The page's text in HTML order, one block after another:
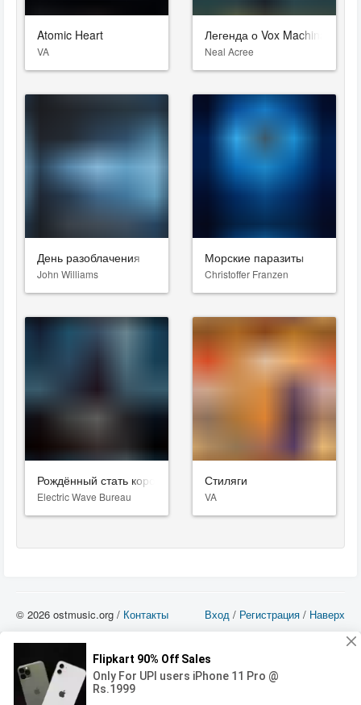
Atomic Heart
VA
Легенда о Vox Machina
Neal Acree
День разоблачения
John Williams
Морские паразиты
Christoffer Franzen
Рождённый стать королем
Electric Wave Bureau
Стиляги
VA
Вход / Регистрация / Наверх
© 2026 ostmusic.org / Контакты
можете использовать такие материалы только в том в случае, если
использование производится с ознакомительными целями - для прочих целей
вы должны приобрести лицензионную запись.